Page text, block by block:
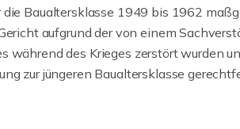
Baualtersklasse 1949 bis 1962
aufgrund der von einem
während des Krieges zerstört wurden
zur jüngeren Baualtersklasse